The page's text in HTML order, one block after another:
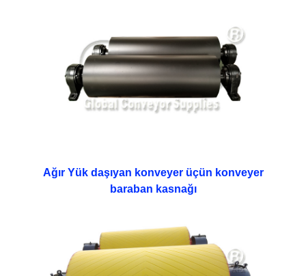
Ağır Yük daşıyan konveyer üçün konveyer
baraban kasnağı